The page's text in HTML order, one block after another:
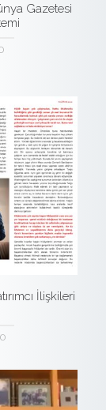
Gazetesi
İlişkileri